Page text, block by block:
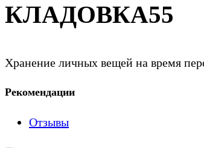
КЛАДОВКА55
Хранение личных вещей на время
Рекомендации
Отзывы